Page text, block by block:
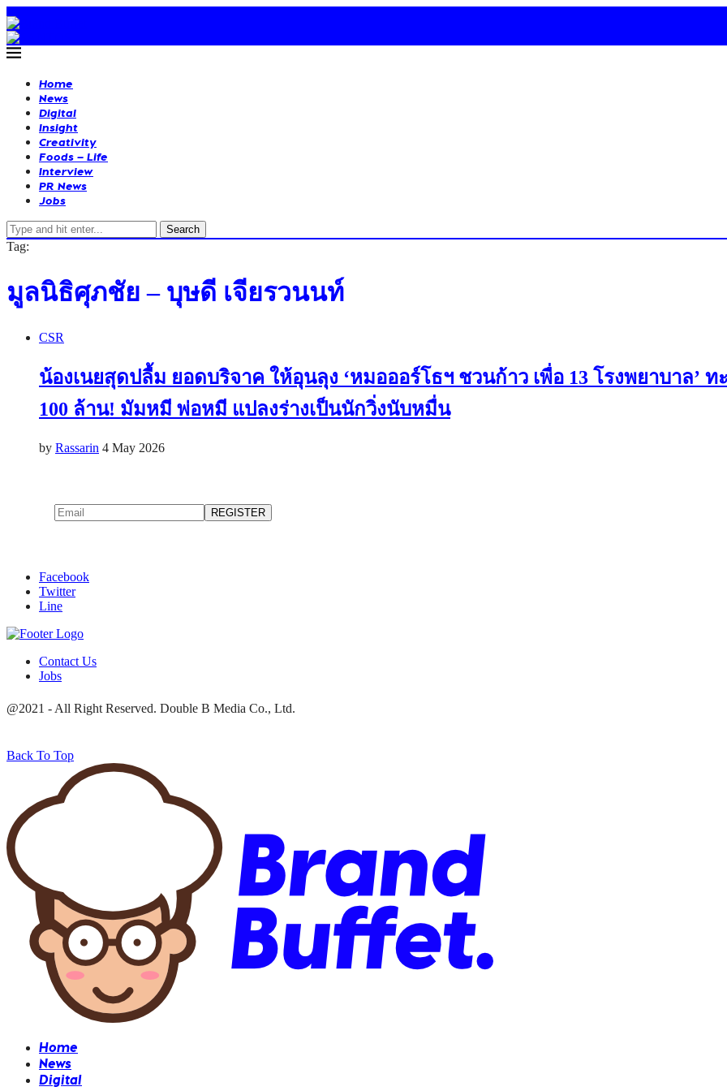
Home
News
Digital
Insight
Creativity
Foods – Life
Interview
PR News
Jobs
Search
Tag:
มูลนิธิศุภชัย – บุษดี เจียรวนนท์
CSR
น้องเนยสุดปลื้ม ยอดบริจาค ให้อุนลุง ‘หมอออร์โธฯ ชวนก้าว เพื่อ 13 โรงพยาบาล’ ท
100 ล้าน! มัมหมี พ่อหมี แปลงร่างเป็นนักวิ่งนับหมื่น
by Rassarin 4 May 2026
Facebook
Twitter
Line
Contact Us
Jobs
@2021 - All Right Reserved. Double B Media Co., Ltd.
Back To Top
Home
News
Digital